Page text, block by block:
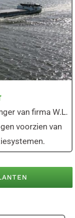
van firma W.L.
voorzien van